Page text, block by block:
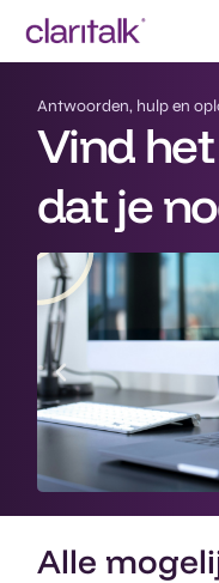
Antwoorden, hulp en
Vind
dat je
Alle